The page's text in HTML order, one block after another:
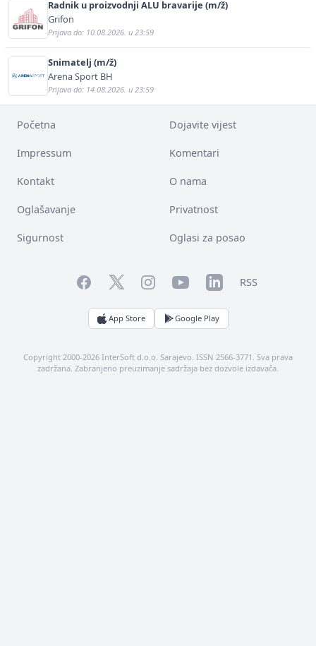
Radnik u proizvodnji ALU bravarije (m/ž)
Grifon
Prijava do: 10.08.2026. u 23:59
Snimatelj (m/ž)
Arena Sport BH
Prijava do: 14.08.2026. u 23:59
Početna Dojavite vijest
Impressum Komentari
Kontakt O nama
Oglašavanje Privatnost
Sigurnost Oglasi za posao
FacebookTwitterInstagramYouTubeLinkedInRSS
App Store Google Play
Copyright 2000-2026 InterSoft d.o.o. Sarajevo. ISSN 2566-3771. Sva prava
zadržana. Zabranjeno preuzimanje sadržaja bez dozvole izdavača.